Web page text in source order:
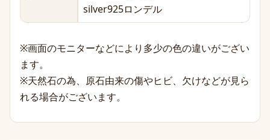
silver925ロンデル
※画面のモニターなどにより多少の色の違いがござい
ます。
※天然石の為、原石由来の傷やヒビ、欠けなどが見ら
れる場合がございます。